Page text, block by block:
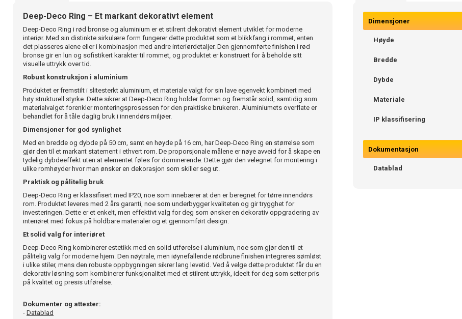
Deep-Deco Ring – Et markant dekorativt element
Deep-Deco Ring i rød bronse og aluminium er et stilrent dekorativt element utviklet for moderne
interiør. Med sin distinkte sirkulære form fungerer dette produktet som et blikkfang i rommet, enten
det plasseres alene eller i kombinasjon med andre interiørdetaljer. Den gjennomførte finishen i rød
bronse gir en lun og sofistikert karakter til rommet, og produktet er konstruert for å beholde sitt
visuelle uttrykk over tid.
Robust konstruksjon i aluminium
Produktet er fremstilt i slitesterkt aluminium, et materiale valgt for sin lave egenvekt kombinert med
høy strukturell styrke. Dette sikrer at Deep-Deco Ring holder formen og fremstår solid, samtidig som
materialvalget forenkler monteringsprosessen for den praktiske brukeren. Aluminiumets overflate er
behandlet for å tåle daglig bruk i innendørs miljøer.
Dimensjoner for god synlighet
Med en bredde og dybde på 50 cm, samt en høyde på 16 cm, har Deep-Deco Ring en størrelse som
gjør den til et markant statement i ethvert rom. De proporsjonale målene er nøye avveid for å skape en
tydelig dybdeeffekt uten at elementet føles for dominerende. Dette gjør den velegnet for montering i
ulike romhøyder hvor man ønsker en dekorasjon som skiller seg ut.
Praktisk og pålitelig bruk
Deep-Deco Ring er klassifisert med IP20, noe som innebærer at den er beregnet for tørre innendørs
rom. Produktet leveres med 2 års garanti, noe som underbygger kvaliteten og gir trygghet for
investeringen. Dette er et enkelt, men effektivt valg for deg som ønsker en dekorativ oppgradering av
interiøret med fokus på holdbare materialer og et gjennomført design.
Et solid valg for interiøret
Deep-Deco Ring kombinerer estetikk med en solid utførelse i aluminium, noe som gjør den til et
pålitelig valg for moderne hjem. Den nøytrale, men iøynefallende rødbrune finishen integreres sømløst
i ulike stiler, mens den robuste oppbygningen sikrer lang levetid. Ved å velge dette produktet får du en
dekorativ løsning som kombinerer funksjonalitet med et stilrent uttrykk, ideelt for deg som setter pris
på kvalitet og presis utførelse.
Dokumenter og attester:
- Datablad
Dimensjoner
Høyde
Bredde
Dybde
Materiale
IP klassifisering
Dokumentasjon
Datablad